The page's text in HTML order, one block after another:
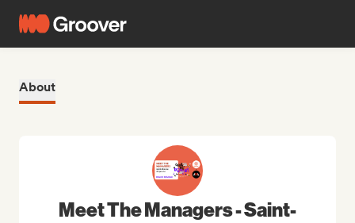
About
Meet The Managers - Saint-